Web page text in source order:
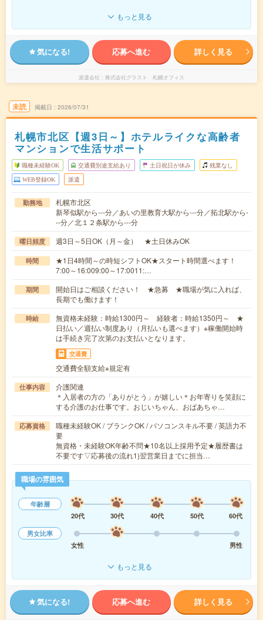
もっと見る
気になる! 応募へ進む 詳しく見る
派遣会社 株式会社グラスト 札幌オフィス
未読 掲載日 2026/07/31
札幌市北区【週3日～】ホテルライクな高齢者
マンションで生活サポート
職種未経験OK 交通費別途支給あり 土日祝日が休み 残業なし
WEB登録OK 派遣
勤務地
札幌市北区
新琴似駅から---分／あいの里教育大駅から---分／拓北駅から-
--分／北１２条駅から---分
曜日頻度 週3日～5日OK（月～金） ★土日休みOK
時間
★1日4時間～の時短シフトOK★スタート時間選べます！
7:00～16:009:00～17:0011:…
期間
開始日はご相談ください！ ★急募 ★職場が気に入れば、
長期でも働けます！
時給
無資格未経験：時給1300円～ 経験者：時給1350円～ ★
日払い／週払い制度あり（月払いも選べます）※稼働開始時
は手続き完了次第のお支払いとなります。
交通費
交通費全額支給※規定有
仕事内容
介護関連
＊入居者の方の「ありがとう」が嬉しい＊お年寄りを笑顔に
する介護のお仕事です。おじいちゃん、おばあちゃ…
応募資格
職種未経験OK / ブランクOK / パソコンスキル不要 / 英語力不
要
無資格・未経験OK年齢不問★10名以上採用予定★履歴書は
不要です▽応募後の流れ1)翌営業日までに担当…
職場の雰囲気
年齢層
20代
30代 40代 50代
60代
男女比率
女性
男性
もっと見る
気になる! 応募へ進む 詳しく見る